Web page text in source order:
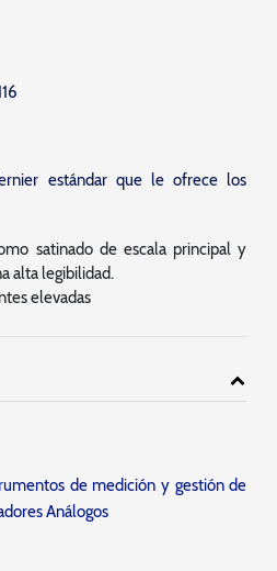
estándar que le ofrece los
satinado de escala principal y
alta legibilidad.
elevadas
de medición y gestión de
Análogos